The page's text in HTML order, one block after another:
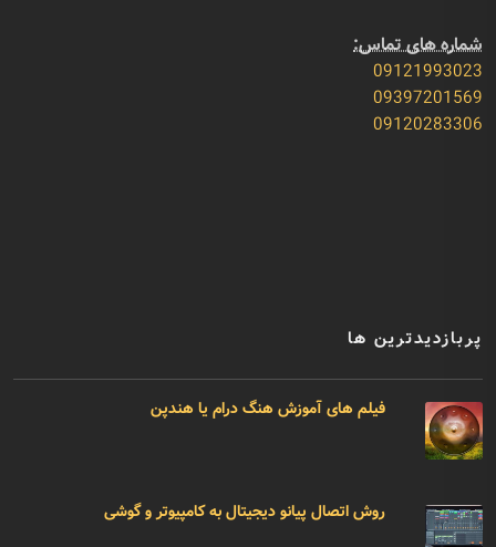
شماره های تماس:
09121993023
09397201569
09120283306
پربازدیدترین ها
فیلم های آموزش هنگ درام یا هندپن
روش اتصال پیانو دیجیتال به کامپیوتر و گوشی